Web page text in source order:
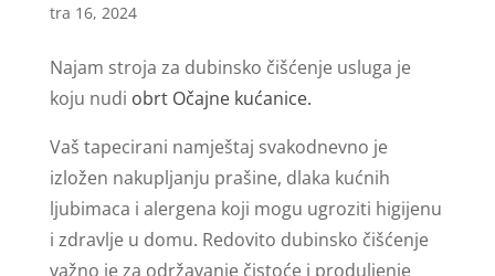
tra 16, 2024
Najam stroja za dubinsko čišćenje usluga je
koju nudi obrt Očajne kućanice.
Vaš tapecirani namještaj svakodnevno je
izložen nakupljanju prašine, dlaka kućnih
ljubimaca i alergena koji mogu ugroziti higijenu
i zdravlje u domu. Redovito dubinsko čišćenje
važno je za održavanje čistoće i produljenje